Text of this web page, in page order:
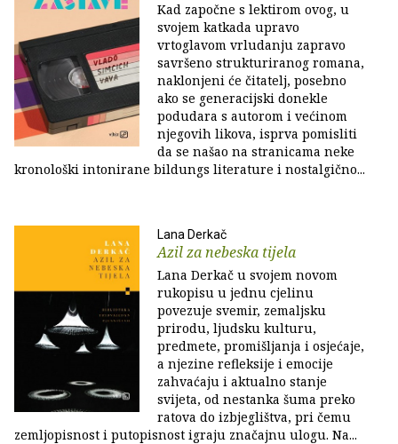
Kad započne s lektirom ovog, u
svojem katkada upravo
vrtoglavom vrludanju zapravo
savršeno strukturiranog romana,
naklonjeni će čitatelj, posebno
ako se generacijski donekle
podudara s autorom i većinom
njegovih likova, isprva pomisliti
da se našao na stranicama neke
kronološki intonirane bildungs literature i nostalgično...
Lana Derkač
Azil za nebeska tijela
Lana Derkač u svojem novom
rukopisu u jednu cjelinu
povezuje svemir, zemaljsku
prirodu, ljudsku kulturu,
predmete, promišljanja i osjećaje,
a njezine refleksije i emocije
zahvaćaju i aktualno stanje
svijeta, od nestanka šuma preko
ratova do izbjeglištva, pri čemu
zemljopisnost i putopisnost igraju značajnu ulogu. Na...